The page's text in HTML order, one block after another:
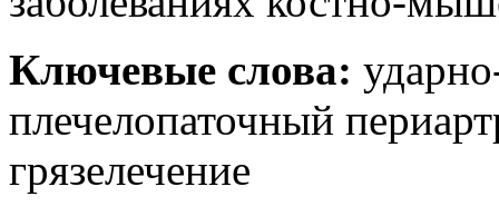
Ключевые слова:
плечелопаточный
грязелечение